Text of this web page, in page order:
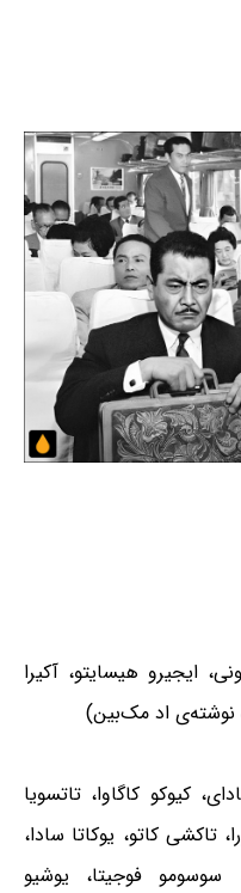
ایجیرو هیسایتو، آکیرا
نوشته‌ی اد مک‌بین)
کیوکو کاگاوا، تاتسویا
تاکشی کاتو، یوکاتا سادا،
سوسومو فوجیتا، یوشیو